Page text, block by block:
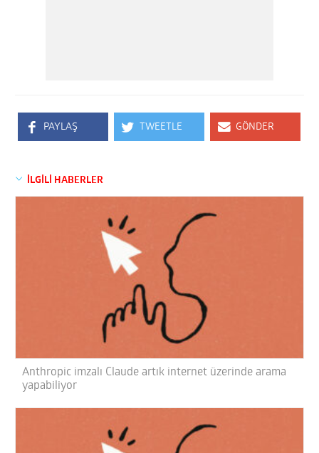
PAYLAŞ TWEETLE GÖNDER
İLGİLİ HABERLER
Anthropic imzalı Claude artık internet üzerinde arama
yapabiliyor